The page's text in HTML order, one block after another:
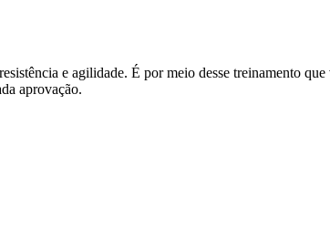
e agilidade. É por meio desse treinamento
aprovação.